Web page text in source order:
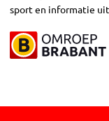
sport en informatie